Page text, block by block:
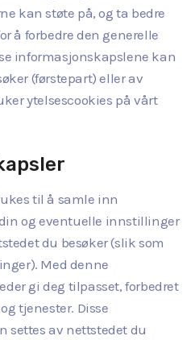
kan støte på, og ta bedre
å forbedre den generelle
informasjonskapslene kan
(førstepart) eller av
ytelsescookies på vårt
til å samle inn
og eventuelle innstillinger
du besøker (slik som
Med denne
gi deg tilpasset, forbedret
tjenester. Disse
settes av nettstedet du